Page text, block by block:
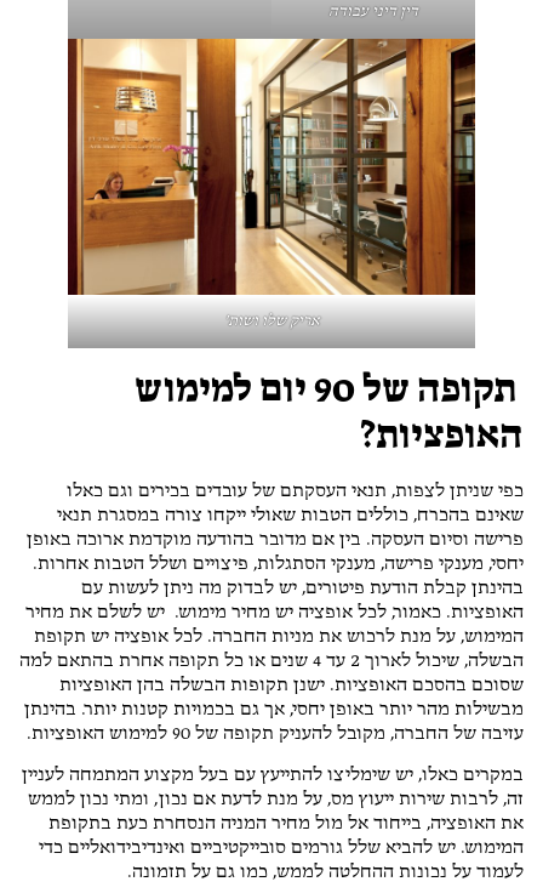
דין דיני עבודה
אריק שלו ושות'
תקופה של 90 יום למימוש
האופציות?
כפי שניתן לצפות, תנאי העסקתם של עובדים בכירים וגם כאלו
שאינם בהכרח, כוללים הטבות שאולי ייקחו צורה במסגרת תנאי
פרישה וסיום העסקה. בין אם מדובר בהודעה מוקדמת ארוכה באופן
יחסי, מענקי פרישה, מענקי הסתגלות, פיצויים ושלל הטבות אחרות.
בהינתן קבלת הודעת פיטורים, יש לבדוק מה ניתן לעשות עם
האופציות. כאמור, לכל אופציה יש מחיר מימוש. יש לשלם את מחיר
המימוש, על מנת לרכוש את מניות החברה. לכל אופציה יש תקופת
הבשלה, שיכול לארוך 2 עד 4 שנים או כל תקופה אחרת בהתאם למה
שסוכם בהסכם האופציות. ישנן תקופות הבשלה בהן האופציות
מבשילות מהר יותר באופן יחסי, אך גם בכמויות קטנות יותר. בהינתן
עזיבה של החברה, מקובל להעניק תקופה של 90 למימוש האופציות.
במקרים כאלו, יש שימליצו להתייעץ עם בעל מקצוע המתמחה לעניין
זה, לרבות שירות ייעוץ מס, על מנת לדעת אם נכון, ומתי נכון לממש
את האופציה, בייחוד אל מול מחיר המניה הנסחרת כעת בתקופת
המימוש. יש להביא שלל גורמים סובייקטיביים ואינדיבידואליים כדי
לעמוד על נכונות ההחלטה לממש, כמו גם על תזמונה.